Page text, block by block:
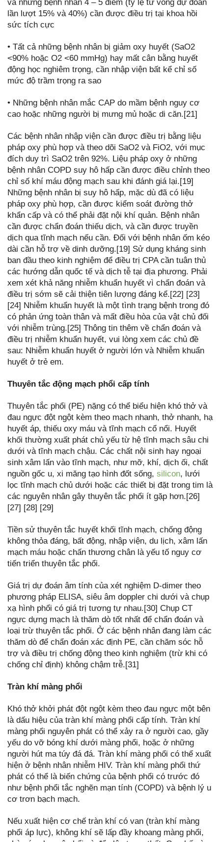
và những bệnh nhân 4 – 5 điểm (tỷ lệ tử vong dự đoán
lần lượt 15% và 40%) cần được điều trị tại khoa hồi
sức tích cực
• Tất cả những bệnh nhân bị giảm oxy huyết (SaO2
<90% hoặc O2 <60 mmHg) hay mất cân bằng huyết
động học nghiêm trọng, cần nhập viện bất kể chỉ số
mức độ trầm trọng ra sao
• Những bệnh nhân mắc CAP do mầm bệnh nguy cơ
cao hoặc những người bị mưng mủ hoặc di căn.[21]
Các bệnh nhân nhập viện cần được điều trị bằng liệu
pháp oxy phù hợp và theo dõi SaO2 và FiO2, với mục
đích duy trì SaO2 trên 92%. Liệu pháp oxy ở những
bệnh nhân COPD suy hô hấp cần được điều chỉnh theo
chỉ số khí máu động mạch sau khi đánh giá lại.[19]
Những bệnh nhân bị suy hô hấp, mặc dù đã có liệu
pháp oxy phù hợp, cần được kiểm soát đường thở
khẩn cấp và có thể phải đặt nội khí quản. Bệnh nhân
cần được chẩn đoán thiếu dịch, và cần được truyền
dịch qua tĩnh mạch nếu cần. Đối với bệnh nhân ốm kéo
dài cần hỗ trợ về dinh dưỡng.[19] Sử dụng kháng sinh
ban đầu theo kinh nghiệm để điều trị CPA cần tuân thủ
các hướng dẫn quốc tế và dịch tễ tại địa phương. Phải
xem xét khả năng nhiễm khuẩn huyết vì chẩn đoán và
điều trị sớm sẽ cải thiện tiên lượng đáng kể.[22] [23]
[24] Nhiễm khuẩn huyết là một tình trạng bệnh trong đó
có phản ứng toàn thân và mất điều hòa của vật chủ đối
với nhiễm trùng.[25] Thông tin thêm về chẩn đoán và
điều trị nhiễm khuẩn huyết, vui lòng xem các chủ đề
sau: Nhiễm khuẩn huyết ở người lớn và Nhiễm khuẩn
huyết ở trẻ em.
Thuyên tắc động mạch phổi cấp tính
Thuyên tắc phổi (PE) nặng có thể biểu hiện khó thở và
đau ngực đột ngột kèm theo mạch nhanh, thở nhanh, hạ
huyết áp, thiếu oxy máu và tĩnh mạch cổ nổi. Huyết
khối thường xuất phát chủ yếu từ hệ tĩnh mạch sâu chi
dưới và tĩnh mạch chậu. Các chất nội sinh hay ngoại
sinh xâm lấn vào tĩnh mạch, như mỡ, khí, dịch ối, chất
nguồn gốc u, xi măng tạo hình đốt sống, silicon, lưới
lọc tĩnh mạch chủ dưới hoặc các thiết bị đặt trong tim là
các nguyên nhân gây thuyên tắc phổi ít gặp hơn.[26]
[27] [28] [29]
Tiền sử thuyên tắc huyết khối tĩnh mạch, chống động
không thỏa đáng, bất động, nhập viện, du lịch, xâm lấn
mạch máu hoặc chấn thương chân là yếu tố nguy cơ
tiến triển thuyên tắc phổi.
Giá trị dự đoán âm tính của xét nghiệm D-dimer theo
phương pháp ELISA, siêu âm doppler chi dưới và chụp
xạ hình phổi có giá trị tương tự nhau.[30] Chụp CT
ngực dựng mạch là thăm dò tốt nhất để chẩn đoán và
loại trừ thuyên tắc phổi. Ở các bệnh nhân đang làm các
thăm dò để chẩn đoán xác định PE, cần chăm sóc hỗ
trợ và điều trị chống động theo kinh nghiệm (trừ khi có
chống chỉ định) không chậm trễ.[31]
Tràn khí màng phổi
Khó thở khởi phát đột ngột kèm theo đau ngực một bên
là dấu hiệu của tràn khí màng phổi cấp tính. Tràn khí
màng phổi nguyên phát có thể xảy ra ở người cao, gầy
yếu do vỡ bóng khí dưới màng phổi, hoặc ở những
người hút ma túy đá đá. Tràn khí màng phổi có thể xuất
hiện ở bệnh nhân nhiễm HIV. Tràn khí màng phổi thứ
phát có thể là biến chứng của bệnh phổi có trước đó
như bệnh phổi tắc nghẽn mạn tính (COPD) và bệnh lý u
cơ trơn bạch mạch.
Nếu xuất hiện cơ chế tràn khí có van (tràn khí màng
phổi áp lực), không khí sẽ lấp đầy khoang màng phổi,